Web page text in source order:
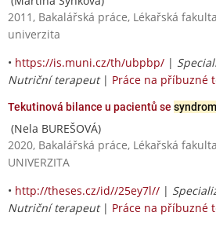
2011, Bakalářská práce, Lékařská
univerzita
• https://is.muni.cz/th/ubpbp/ |
Nutriční terapeut| Práce na příbuzné
Tekutinová bilance u pacientů se
(Nela BUREŠOVÁ)
2020, Bakalářská práce, Lékařská
UNIVERZITA
• http://theses.cz/id//25ey7l// |
Nutriční terapeut| Práce na příbuzné